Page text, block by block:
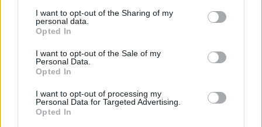
I want to opt-out of the Sharing of my
personal data.
Opted In
I want to opt-out of the Sale of my
Personal Data.
Opted In
I want to opt-out of processing my
Personal Data for Targeted Advertising.
Opted In
Žinios | Lietuvos diena
00:04:11
Rūta Janutienė: sulaikytų advokatų ir teisėjų sąraše
dar trūksta pavardžių
Žinios | Lietuvos diena